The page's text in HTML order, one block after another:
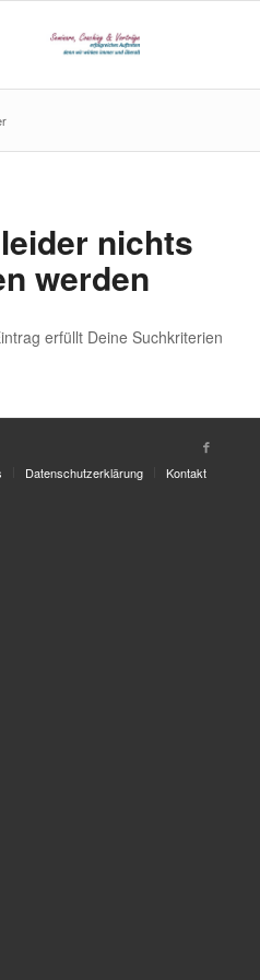
nichts
werden
erfüllt Deine Suchkriterien
Datenschutzerklärung Kontakt